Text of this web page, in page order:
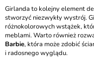
Girlanda to kolejny element
stworzyć niezwykły wystrój.
różnokolorowych wstążek,
meblami. Warto również
Barbie, która może zdobić
i radosnego wyglądu.